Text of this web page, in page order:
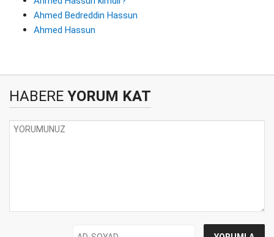
Ahmed Bedreddin Hassun
Ahmed Hassun
HABERE YORUM KAT